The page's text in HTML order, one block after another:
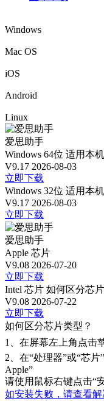
Windows
Mac OS
iOS
Android
Linux
爱思助手
Windows 64位 适用本机
V9.17 2026-08-03
立即下载
Windows 32位 适用本机
V9.17 2026-08-03
立即下载
爱思助手
Apple 芯片
V9.08 2026-07-20
立即下载
Intel 芯片 如何区分芯
V9.08 2026-07-22
立即下载
如何区分芯片类型？
1、 在屏幕左上角点击
2、 在“处理器”或“芯片
Apple”
请使用鼠标右键点击“
如安装失败，请查看解